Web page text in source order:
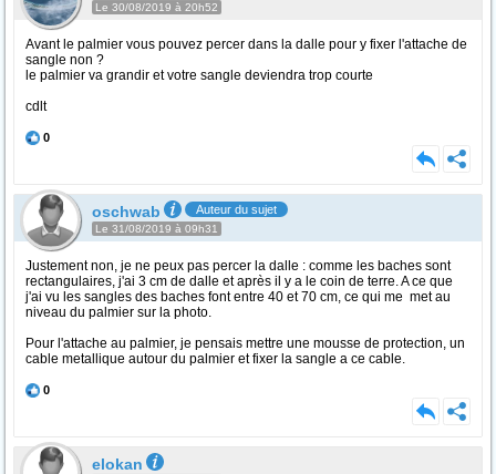
Le 30/08/2019 à 20h52
Avant le palmier vous pouvez percer dans la dalle pour y fixer l'attache de
sangle non ?
le palmier va grandir et votre sangle deviendra trop courte
cdlt
0
oschwab Auteur du sujet
Le 31/08/2019 à 09h31
Justement non, je ne peux pas percer la dalle : comme les baches sont
rectangulaires, j'ai 3 cm de dalle et après il y a le coin de terre. A ce que
j'ai vu les sangles des baches font entre 40 et 70 cm, ce qui me met au
niveau du palmier sur la photo.
Pour l'attache au palmier, je pensais mettre une mousse de protection, un
cable metallique autour du palmier et fixer la sangle a ce cable.
0
elokan